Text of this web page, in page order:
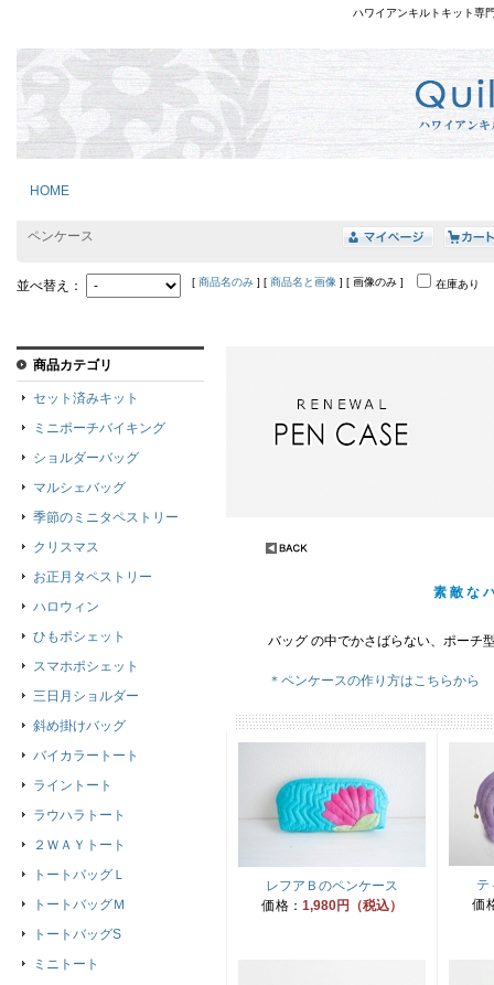
ハワイアンキルトキット専
HOME
ペンケース
並べ替え： [ 商品名のみ ] [ 商品名と画像 ] [ 画像のみ ] 在庫あり
素敵な
バッグ の中でかさばらない、ポーチ
＊ペンケースの作り方はこちらから
レフアＢのペンケース
価格： 1,980円（税込）
テ
価
商品カテゴリ
セット済みキット
ミニポーチバイキング
ショルダーバッグ
マルシェバッグ
季節のミニタペストリー
クリスマス
お正月タペストリー
ハロウィン
ひもポシェット
スマホポシェット
三日月ショルダー
斜め掛けバッグ
バイカラートート
ライントート
ラウハラトート
２ＷＡＹトート
トートバッグＬ
トートバッグＭ
トートバッグS
ミニトート